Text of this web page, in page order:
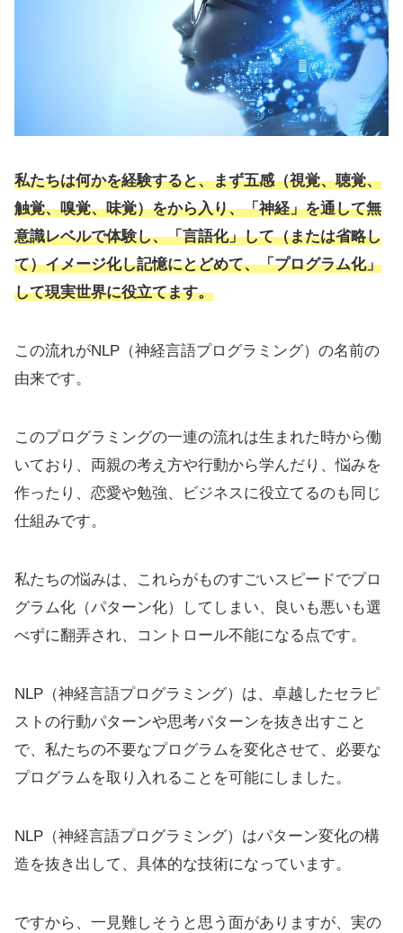
私たちは何かを経験すると、まず五感（視覚、聴覚、
触覚、嗅覚、味覚）をから入り、「神経」を通して無
意識レベルで体験し、「言語化」して（または省略し
て）イメージ化し記憶にとどめて、「プログラム化」
して現実世界に役立てます。
この流れがNLP（神経言語プログラミング）の名前の
由来です。
このプログラミングの一連の流れは生まれた時から働
いており、両親の考え方や行動から学んだり、悩みを
作ったり、恋愛や勉強、ビジネスに役立てるのも同じ
仕組みです。
私たちの悩みは、これらがものすごいスピードでプロ
グラム化（パターン化）してしまい、良いも悪いも選
べずに翻弄され、コントロール不能になる点です。
NLP（神経言語プログラミング）は、卓越したセラピ
ストの行動パターンや思考パターンを抜き出すこと
で、私たちの不要なプログラムを変化させて、必要な
プログラムを取り入れることを可能にしました。
NLP（神経言語プログラミング）はパターン変化の構
造を抜き出して、具体的な技術になっています。
ですから、一見難しそうと思う面がありますが、実の